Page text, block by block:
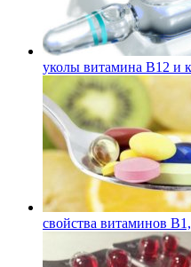
уколы витамина В12 и
свойства витаминов